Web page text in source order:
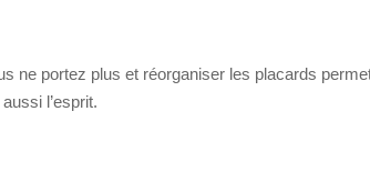
ne portez plus et réorganiser les placards
l’esprit.